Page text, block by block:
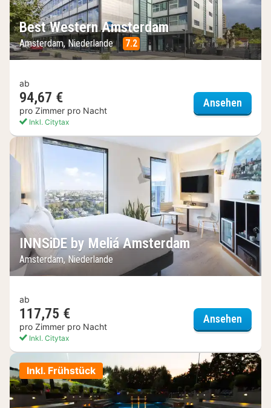
Best Western Amsterdam
Amsterdam, Niederlande 7.2
ab
94,67 €
pro Zimmer pro Nacht
Inkl. Citytax
Ansehen
INNSiDE by Meliá Amsterdam
Amsterdam, Niederlande
ab
117,75 €
pro Zimmer pro Nacht
Inkl. Citytax
Ansehen
Inkl. Frühstück